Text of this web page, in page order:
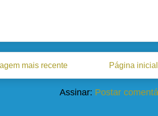
mais recente Página inicial
Assinar: Postar